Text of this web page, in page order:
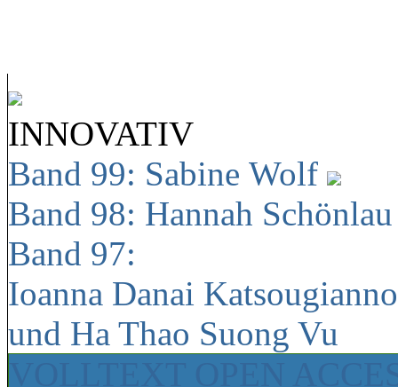
INNOVATIV
Band 99: Sabine Wolf
Band 98: Hannah
Band 97:
Ioanna Danai
und Ha Thao Suong Vu